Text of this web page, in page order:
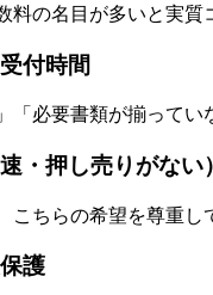
料の名目が多いと実
付時間
「必要書類が揃って
・押し売りがない）
こちらの希望を尊重
護